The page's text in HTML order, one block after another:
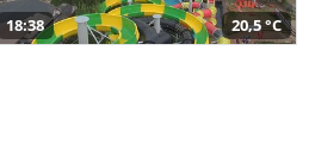
18:38 20,5 °C